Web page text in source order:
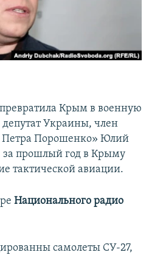
Крым в военную
депутат Украины, член
Петра Порошенко» Юлий
прошлый год в Крыму
тактической авиации.
Национального радио
самолеты СУ-27,